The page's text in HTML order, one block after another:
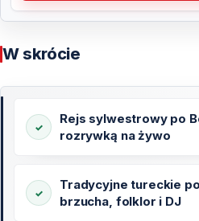
W skrócie
Rejs sylwestrowy po
rozrywką na żywo
Tradycyjne tureckie
brzucha, folklor i DJ